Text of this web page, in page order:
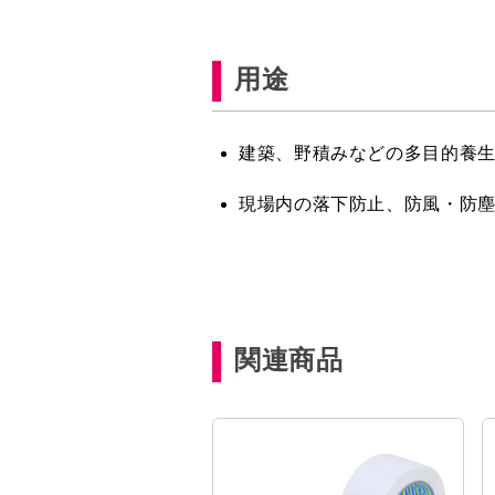
用途
建築、野積みなどの多目的養生
現場内の落下防止、防風・防塵
関連商品